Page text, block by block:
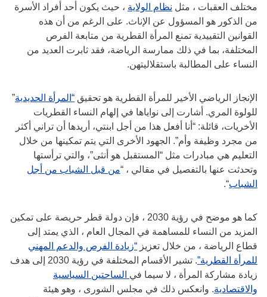
مختلف العقبات ، مثل نظام الولاية ، حيث يكون أحد أفراد الأسرة
من الذكور هو المسؤول عن الإناث. على الرغم من أن هذه
القوانين التقييدية تمنع المرأة القطرية من متابعة الفرص
المختلفة، بما في ذلك ممارسة الرياضة، فقد ثابرت العديد من
النساء على المطالبة باستقلاليتهن.
الإنجاز الرياضي الأخير للمرأة القطرية هو تحقيق “المرأة الحديدية”
للولوة المري. أشارت إلى نواياها في إلهام النساء القطريات
الأخريات، قائلة: “أنا أفعل هذا من أجل ابنتي، أريدها أن تراني أكثر
من مجرد وظيفة وأم”. الجهود الأخرى التي يتم تمكينها من خلال
التعليم هي مبادرات مثل “المستقبل هو أنثى”، والتي ترأستها
وتحدثت عنها بالتفصيل في مقالي ، “من قبل الشباب من أجل
الشباب“.
كما هو موضح في رؤية 2030 ، فإن دولة قطر حريصة على تمكين
المزيد من النساء للمساهمة في المجال العام ، الذي يمتد إلى
قطاع الرياضة ، من خلال تعزيز “زيادة الفرص والدعم المهني
للمرأة القطرية”
. تشير الأقسام المختلفة في رؤية 2030 إلى هدف
زيادة مشاركة المرأة ، لا سيما في الساحتين السياسية
والاقتصادية. وانعكس ذلك في مجلس الشورى ، وهو هيئة